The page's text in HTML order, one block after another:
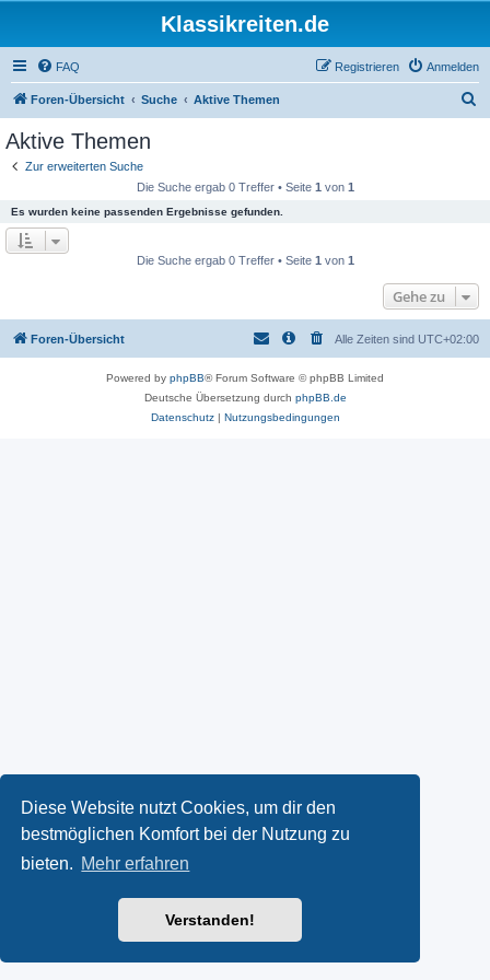
Diese Website nutzt Cookies, um dir den
bestmöglichen Komfort bei der Nutzung zu
bieten. Mehr erfahren
Verstanden!
Klassikreiten.de
FAQ Anmelden
Registrieren
Foren-Übersicht Suche Aktive Themen
Aktive Themen
Zur erweiterten Suche
Die Suche ergab 0 Treffer • Seite 1 von 1
Es wurden keine passenden Ergebnisse gefunden.
Die Suche ergab 0 Treffer • Seite 1 von 1
Gehe zu
Foren-Übersicht Alle Zeiten sind UTC+02:00
Powered by phpBB® Forum Software © phpBB Limited
Deutsche Übersetzung durch phpBB.de
Datenschutz| Nutzungsbedingungen